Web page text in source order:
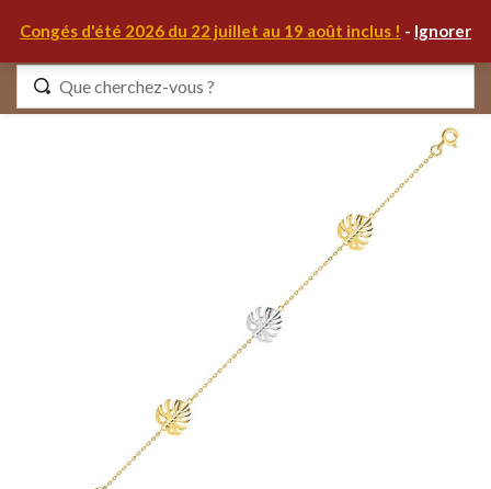
Congés d'été 2026 du 22 juillet au 19 août inclus ! - Ignorer
Identifiez-vous
Mot de passe oublié ?
S'IDENTIFIER
MON COMPTE